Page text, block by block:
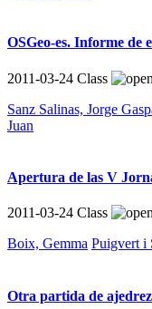
OSGeo-es. Informe de
2011-03-24 Class
Sanz Salinas, Jorge
Juan
Apertura de las V
2011-03-24 Class
Boix, Gemma Puigvert i
Otra partida de